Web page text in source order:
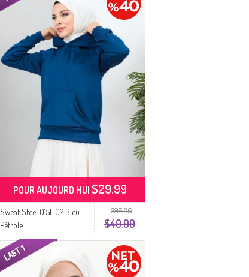
$99.86
$49.99
Sweat Steel 0151-02 Bleu
Pétrole
POUR AUJOURD HUI$29.99